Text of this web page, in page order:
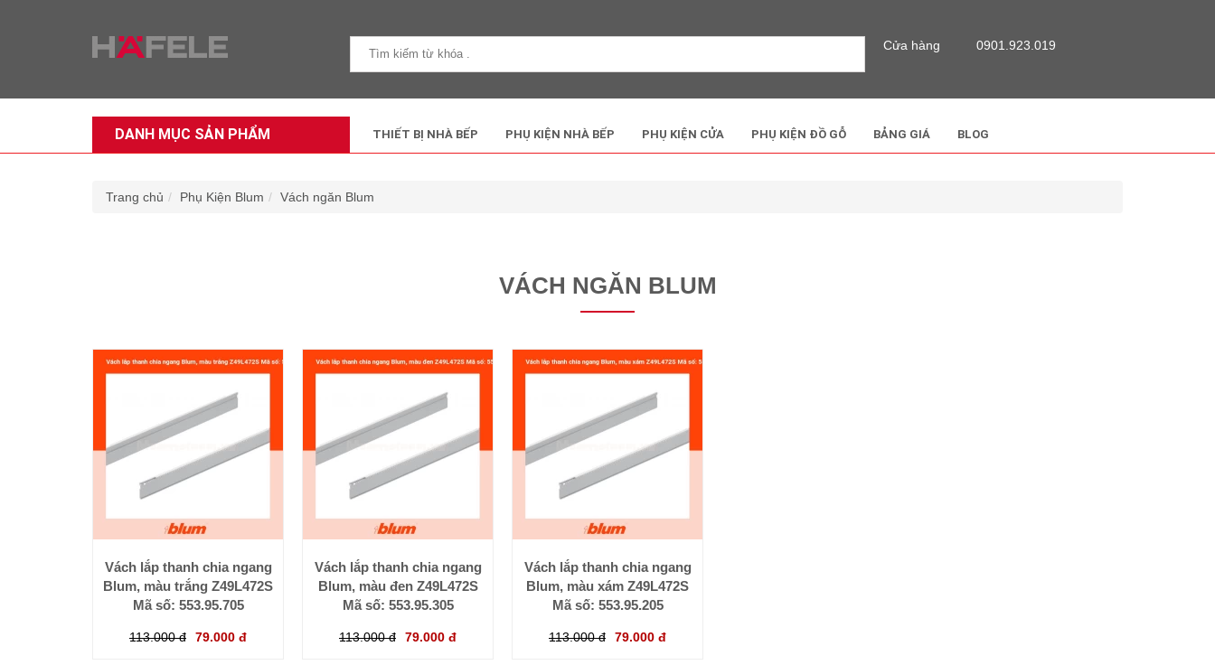
Cửa hàng 0901.923.019
DANH MỤC SẢN PHẨM THIẾT BỊ NHÀ BẾP PHỤ KIỆN NHÀ BẾP PHỤ KIỆN CỬA PHỤ KIỆN ĐỒ GỖ BẢNG GIÁ BLOG
Trang chủ Phụ Kiện Blum Vách ngăn Blum
VÁCH NGĂN BLUM
Vách lắp thanh chia ngang
Blum, màu trắng Z49L472S
Mã số: 553.95.705
113.000 đ 79.000 đ
Vách lắp thanh chia ngang
Blum, màu đen Z49L472S
Mã số: 553.95.305
113.000 đ 79.000 đ
Vách lắp thanh chia ngang
Blum, màu xám Z49L472S
Mã số: 553.95.205
113.000 đ 79.000 đ